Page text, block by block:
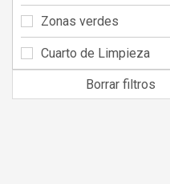
Zonas verdes
Cuarto de Limpieza
Borrar filtros